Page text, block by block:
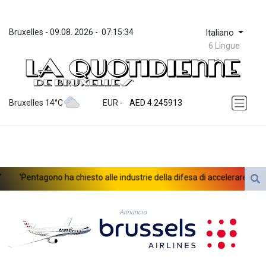
Bruxelles - 09.08. 2026 - 07:15:34 Italiano
6 Lingue
Bruxelles 14°C EUR -
ZWL 372.275202
AED 4.245913
AFN 76.887634
ARS 1724.882567
AUD 1.638747
AZN 1.97002
BAM 1.955776
BBD 2.321671
BDT 142.688227
'Pentagono ha chiesto alle industrie della difesa di accelerare la
Annuncio